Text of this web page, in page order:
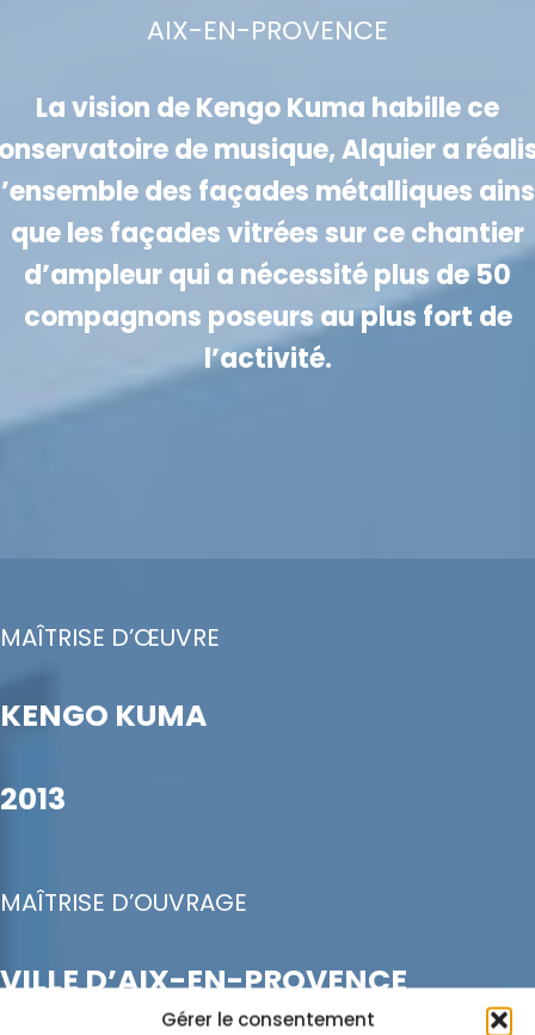
Gérer le consentement
AIX-EN-PROVENCE
La vision de Kengo Kuma habille ce
de musique, Alquier a
des façades métalliques
que les façades vitrées sur ce chantier
d’ampleur qui a nécessité plus de 50
compagnons poseurs au plus fort de
l’activité.
MAÎTRISE D’ŒUVRE
KENGO KUMA
2013
MAÎTRISE D’OUVRAGE
VILLE D’AIX-EN-PROVENCE